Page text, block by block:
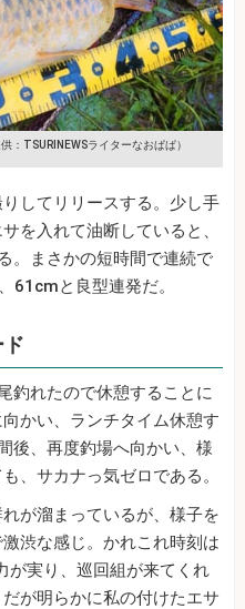
供：TSURINEWSライターなおぱぱ）
してリリースする。少し手
を入れて油断していると、
。まさかの短時間で連続で
61cmと良型連発だ。
釣れたので休憩することに
かい、ランチタイム休憩す
後、再度釣場へ向かい、様
、サカナっ気ゼロである。
が溜まっているが、様子を
渋な感じ。かれこれ時刻は
が実り、巡回組が来てくれ
が明らかに私の付けたエサ